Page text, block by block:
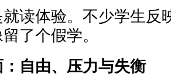
读体验。不少学生反
了个假学。
自由、压力与失衡